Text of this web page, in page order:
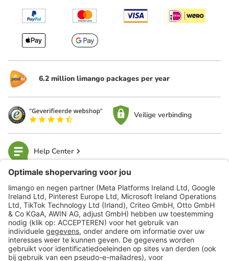
6.2 million limango packages per year
Veilige verbinding
Help Center
limango
Veilig winkelen
Klantenservice
Shop